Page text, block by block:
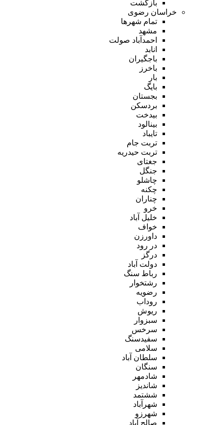
بازگشت
خراسان رضوی
تمام شهر‌ها
مشهد
احمدآباد صولت
انابد
باجگیران
باخرز
بار
بایگ
بجستان
بردسکن
بیدخت
بینالود
تایباد
تربت جام
تربت حیدریه
جغتای
جنگل
چاشلو
چکنه
چناران
خرو
خلیل آباد
خواف
داورزن
در رود
درگز
دولت آباد
رباط سنگ
رشتخوار
رضویه
روداب
ریوش
سبزوار
سرخس
سفیدسنگ
سلامی
سلطان آباد
سنگان
شادمهر
شاندیز
ششتمد
شهرآباد
شهرزو
صالح آباد